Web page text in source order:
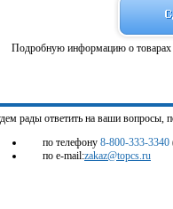
Подробную информацию о товарах
рады ответить на ваши вопросы,
по телефону 8-800-333-3340
по e-mail:zakaz@topcs.ru